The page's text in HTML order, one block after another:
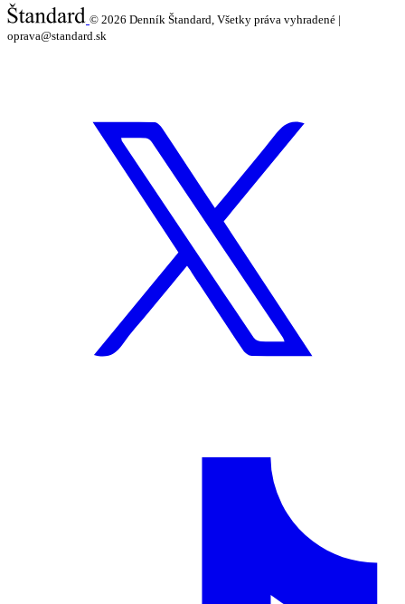
© 2026 Denník Štandard, Všetky práva vyhradené |
oprava@standard.sk